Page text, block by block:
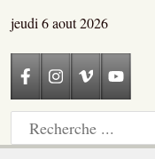
jeudi 6 aout 2026